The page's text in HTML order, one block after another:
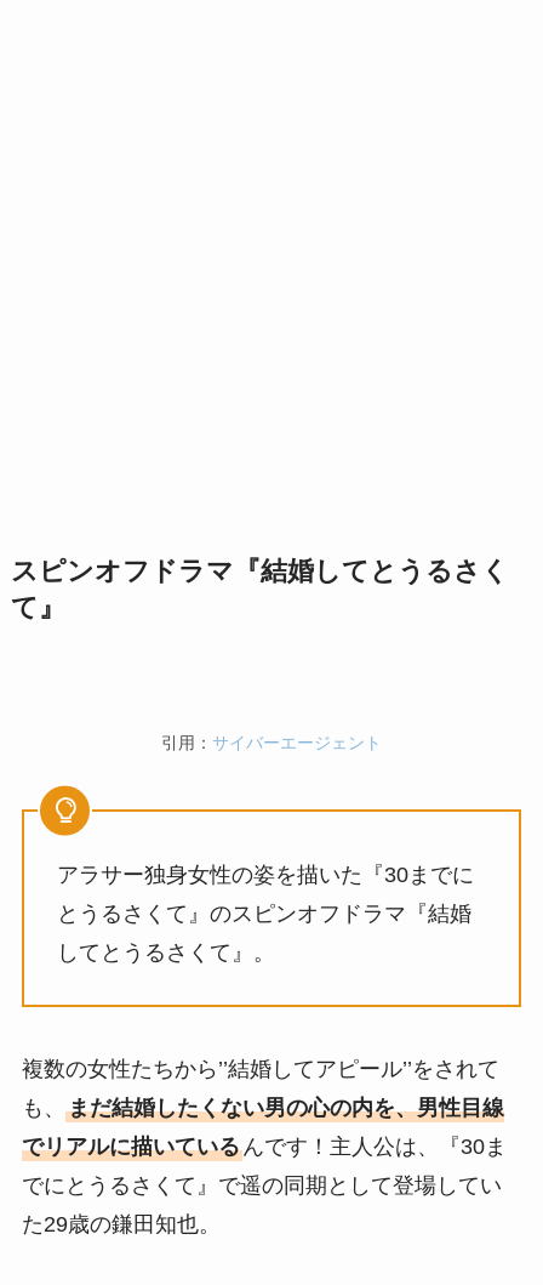
スピンオフドラマ『結婚してとうるさく
て』
引用： サイバーエージェント
アラサー独身女性の姿を描いた『30までに
とうるさくて』のスピンオフドラマ『結婚
してとうるさくて』。
複数の女性たちから’’結婚してアピール’’をされて
も、 まだ結婚したくない男の心の内を、男性目線
でリアルに描いているんです！主人公は、『30ま
でにとうるさくて』で遥の同期として登場してい
た29歳の鎌田知也。